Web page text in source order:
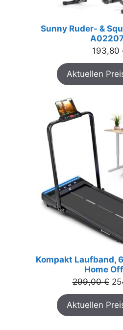
Sunny Ruder- &
193,80
Aktuellen
Kompakt Laufband,
Home
299,00€
Aktuellen